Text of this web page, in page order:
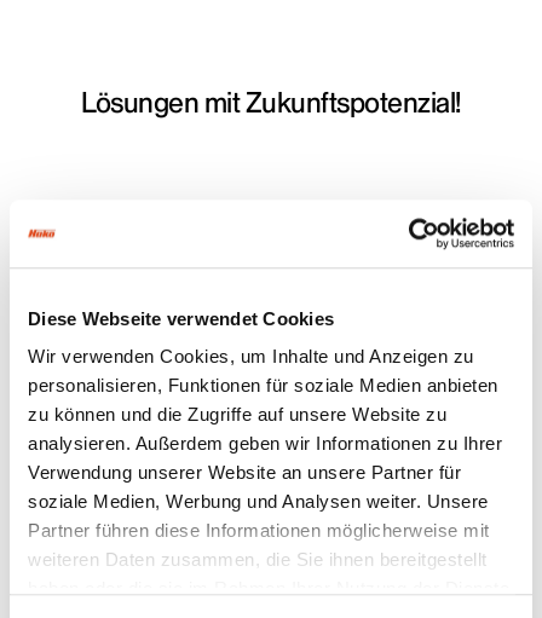
Diese Webseite verwendet Cookies
Wir verwenden Cookies, um Inhalte und Anzeigen zu
personalisieren, Funktionen für soziale Medien anbieten
zu können und die Zugriffe auf unsere Website zu
analysieren. Außerdem geben wir Informationen zu Ihrer
Verwendung unserer Website an unsere Partner für
soziale Medien, Werbung und Analysen weiter. Unsere
Partner führen diese Informationen möglicherweise mit
weiteren Daten zusammen, die Sie ihnen bereitgestellt
Lösungen mit Zukunftspotenzial!
Hako-Fleet-Management
Flotteneinsatz optimieren & Ressourcen
schonen
Mehr erfahren